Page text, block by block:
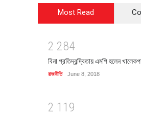
Most Read
2 284
বিনা প্রতিদ্বন্দ্বিতায় এমপি হলেন
রাজনীতি June 8, 2018
2 1 1 9